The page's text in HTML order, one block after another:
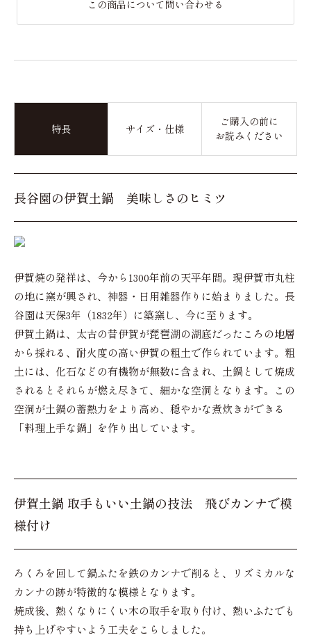
この商品について問い合わせる
特長 サイズ・仕様
ご購入の前に
お読みください
長谷園の伊賀土鍋 美味しさのヒミツ
伊賀焼の発祥は、今から1300年前の天平年間。現伊賀市丸柱
の地に窯が興され、神器・日用雑器作りに始まりました。長
谷園は天保3年（1832年）に築窯し、今に至ります。
伊賀土鍋は、太古の昔伊賀が琵琶湖の湖底だったころの地層
から採れる、耐火度の高い伊賀の粗土で作られています。粗
土には、化石などの有機物が無数に含まれ、土鍋として焼成
されるとそれらが燃え尽きて、細かな空洞となります。この
空洞が土鍋の蓄熱力をより高め、穏やかな煮炊きができる
「料理上手な鍋」を作り出しています。
伊賀土鍋 取手もいい土鍋の技法 飛びカンナで模
様付け
ろくろを回して鍋ふたを鉄のカンナで削ると、リズミカルな
カンナの跡が特徴的な模様となります。
焼成後、熱くなりにくい木の取手を取り付け、熱いふたでも
持ち上げやすいよう工夫をこらしました。